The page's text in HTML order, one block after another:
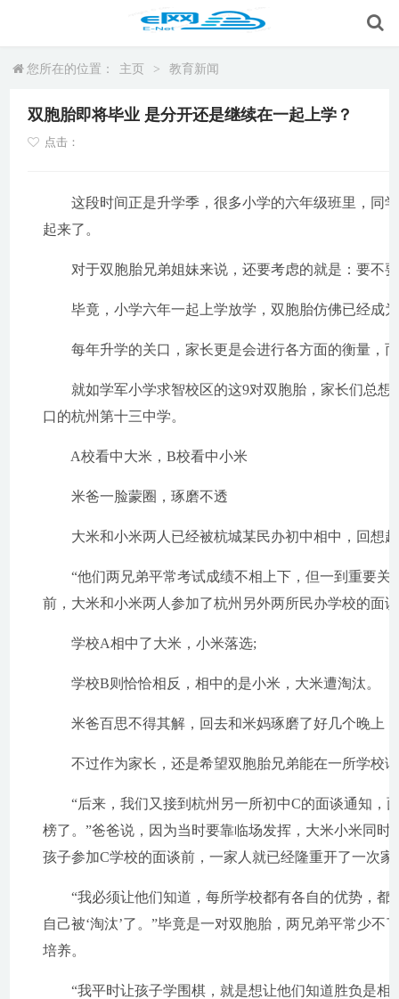
您所在的位置： 主页 > 教育新闻
双胞胎即将毕业 是分开还是继续在一起上学？
点击：
这段时间正是升学季，很多小学的六年级班里，同学
起来了。
对于双胞胎兄弟姐妹来说，还要考虑的就是：要不要
毕竟，小学六年一起上学放学，双胞胎仿佛已经成
每年升学的关口，家长更是会进行各方面的衡量，而
就如学军小学求智校区的这9对双胞胎，家长们总想
口的杭州第十三中学。
A校看中大米，B校看中小米
米爸一脸蒙圈，琢磨不透
大米和小米两人已经被杭城某民办初中相中，回想起
“他们两兄弟平常考试成绩不相上下，但一到重要关
前，大米和小米两人参加了杭州另外两所民办学校的
学校A相中了大米，小米落选;
学校B则恰恰相反，相中的是小米，大米遭淘汰。
米爸百思不得其解，回去和米妈琢磨了好几个晚上
不过作为家长，还是希望双胞胎兄弟能在一所学校读
“后来，我们又接到杭州另一所初中C的面谈通知，
榜了。”爸爸说，因为当时要靠临场发挥，大米小米同
孩子参加C学校的面谈前，一家人就已经隆重开了一次家
“我必须让他们知道，每所学校都有各自的优势，都
自己被‘淘汰’了。”毕竟是一对双胞胎，两兄弟平常少
培养。
“我平时让孩子学围棋，就是想让他们知道胜负是相